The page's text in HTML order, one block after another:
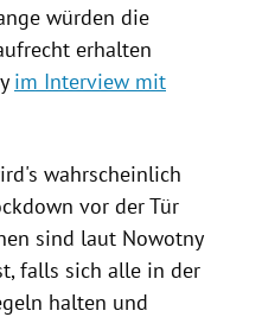
würden die
erhalten
im Interview mit
wahrscheinlich
vor der Tür
sind laut Nowotny
falls sich alle in der
halten und